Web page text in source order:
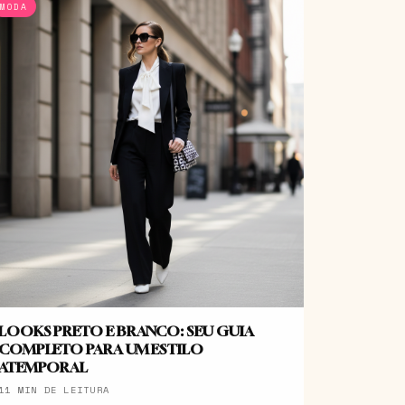
MODA
PRETO E BRANCO: SEU GUIA
PARA UM ESTILO
MIN DE LEITURA